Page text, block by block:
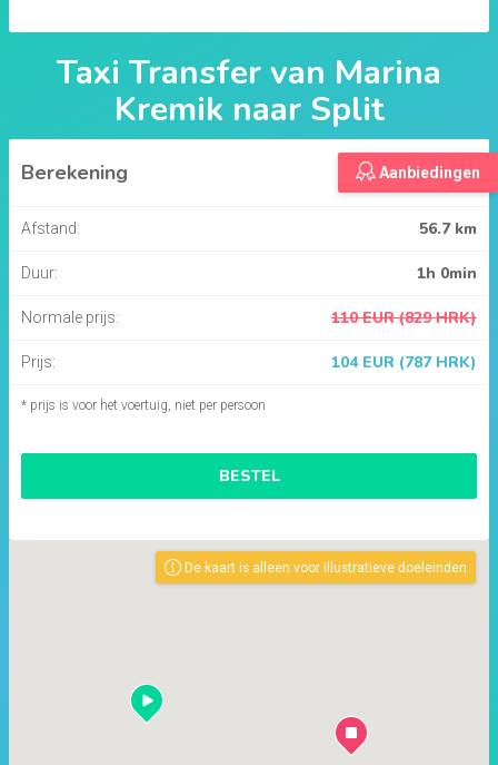
Taxi Transfer van Marina
Kremiknaar Split
Aanbiedingen
Berekening
Afstand: 56.7 km
Duur: 1h 0min
Normale prijs: 110 EUR (829 HRK)
Prijs: 104 EUR (787 HRK)
* prijs is voor het voertuig, niet per persoon
BESTEL
De kaart is alleen voor illustratieve doeleinden